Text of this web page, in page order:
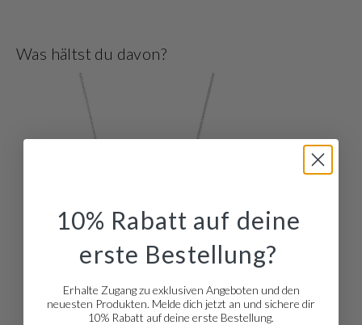
am Abend. Und stehen Sie auf Mix & Match? Die meisten Schmuckstücke
Was hältst du davon?
10% Rabatt auf deine
erste Bestellung?
Erhalte Zugang zu exklusiven Angeboten und den
neuesten Produkten. Melde dich jetzt an und sichere dir
10% Rabatt auf deine erste Bestellung.